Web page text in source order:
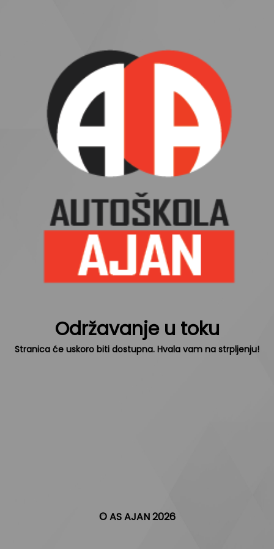
Održavanje u toku
Stranica će uskoro biti dostupna. Hvala vam na strpljenju!
© AS AJAN 2026